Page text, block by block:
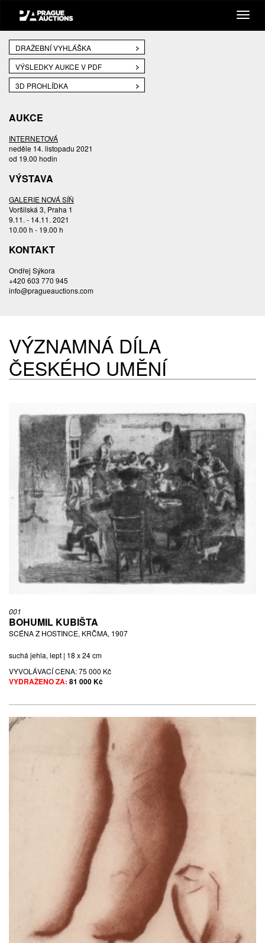
DRAŽEBNÍ VYHLÁŠKA
VÝSLEDKY AUKCE V PDF
3D PROHLÍDKA
AUKCE
INTERNETOVÁ
neděle 14. listopadu 2021
od 19.00 hodin
VÝSTAVA
GALERIE NOVÁ SÍŇ
Voršilská 3, Praha 1
9.11. - 14.11. 2021
10.00 h - 19.00 h
KONTAKT
Ondřej Sýkora
+420 603 770 945
info@pragueauctions.com
VÝZNAMNÁ DÍLA
ČESKÉHO UMĚNÍ
001
BOHUMIL KUBIŠTA
SCÉNA Z HOSTINCE, KRČMA, 1907
suchá jehla, lept | 18 x 24 cm
VYVOLÁVACÍ CENA:75 000 Kč
VYDRAŽENO ZA: 81 000 Kč